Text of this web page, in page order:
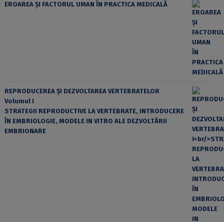
EROAREA ȘI FACTORUL UMAN ÎN PRACTICA MEDICALĂ
REPRODUCEREA ȘI DEZVOLTAREA VERTEBRATELOR
Volumul I
STRATEGII REPRODUCTIVE LA VERTEBRATE, INTRODUCERE
ÎN EMBRIOLOGIE, MODELE IN VITRO ALE DEZVOLTĂRII
EMBRIONARE